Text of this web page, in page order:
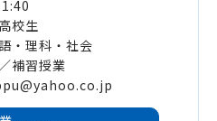
校生
・理科・社会
補習授業